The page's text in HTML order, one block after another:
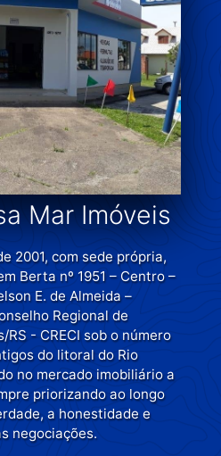
Mar Imóveis
2001, com sede própria,
Berta nº 1951 – Centro –
E. de Almeida –
Regional de
- CRECI sob o número
do litoral do Rio
no mercado imobiliário a
priorizando ao longo
a honestidade e
negociações.